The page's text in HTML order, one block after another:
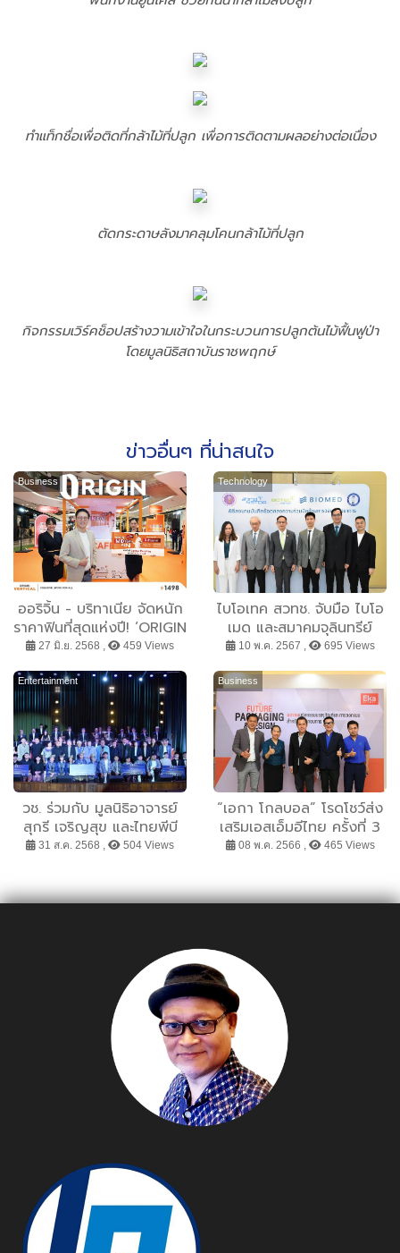
ทำแท็กชื่อเพื่อติดที่กล้าไม้ที่ปลูก เพื่อการติดตามผลอย่างต่อเนื่อง
ตัดกระดาษลังมาคลุมโคนกล้าไม้ที่ปลูก
กิจกรรมเวิร์คช็อปสร้างวามเข้าใจในกระบวนการปลูกต้นไม้ฟื้นฟูป่า
โดยมูลนิธิสถาบันราชพฤกษ์
ข่าวอื่นๆ ที่น่าสนใจ
Business
ออริจิ้น - บริทาเนีย จัดหนัก
ราคาฟินที่สุดแห่งปี! ‘ORIGIN
MID YEAR FIN’ @Central
EastVille ขนทัพบ้าน - คอน
โดฯ 30 โครงการ ลดแรง
สูงสุดกว่า 3 ล้านบาท* !
27 มิ.ย. 2568 , 459 Views
Technology
ไบโอเทค สวทช. จับมือ ไบโอ
เมด และสมาคมจุลินทรีย์
ลำไส้ฮ่องกง ร่วมวิจัยและ
วิชาการ เสริมอุตสาหกรรม
ด้านจุลินทรีย์และโพรไบโอติก
ส์ในประเทศไทย
10 พ.ค. 2567 , 695 Views
Entertainment
วช. ร่วมกับ มูลนิธิอาจารย์
สุกรี เจริญสุข และไทยพีบี
เอส จัด “ประลองยอดฝีมือ
พระราชทาน สร้างเวที
31 ส.ค. 2568 , 504 Views
Business
“เอกา โกลบอล” โรดโชว์ส่ง
เสริมเอสเอ็มอีไทย ครั้งที่ 3
(ภาคใต้)
08 พ.ค. 2566 , 465 Views